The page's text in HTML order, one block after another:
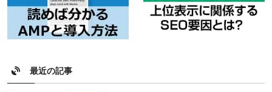
最近の記事